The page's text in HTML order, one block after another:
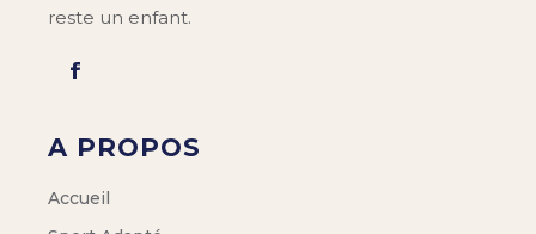
reste un enfant.
A PROPOS
Accueil